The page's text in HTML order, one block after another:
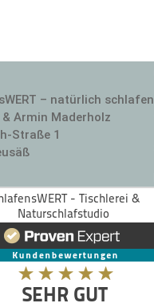
– natürlich schlafen
Armin Maderholz
Straße 1